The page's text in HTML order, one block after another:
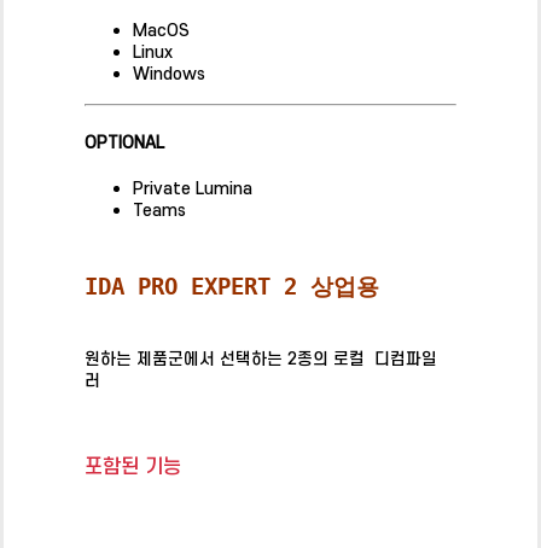
MacOS
Linux
Windows
OPTIONAL
Private Lumina
Teams
IDA PRO EXPERT 2 상업용
원하는 제품군에서 선택하는 2종의 로컬 디컴파일
러
포함된 기능